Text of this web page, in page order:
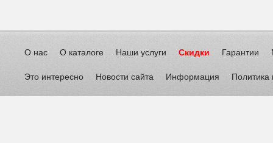
О нас О каталоге Наши услуги Скидки Гарантии
Это интересно Новости сайта Информация Политика